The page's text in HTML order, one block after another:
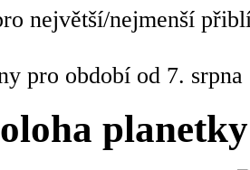
největší/nejmenší
pro období od 7.